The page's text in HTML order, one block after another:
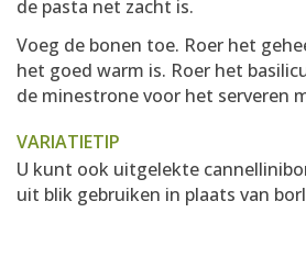
de pasta net zacht is.
Voeg de bonen toe. Roer het
het goed warm is. Roer het
de minestrone voor het serveren
VARIATIETIP
U kunt ook uitgelekte
uit blik gebruiken in plaats van